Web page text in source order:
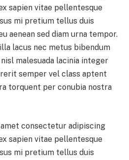
sapien vitae pellentesque
mi pretium tellus duis
aenean sed diam urna tempor.
lacus nec metus bibendum
malesuada lacinia integer
semper vel class aptent
torquent per conubia nostra
consectetur adipiscing
sapien vitae pellentesque
mi pretium tellus duis